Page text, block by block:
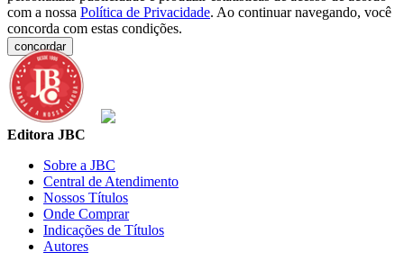
com a nossa Política de Privacidade. Ao continuar navegando, você
concorda com estas condições.
concordar
Editora JBC
Sobre a JBC
Central de Atendimento
Nossos Títulos
Onde Comprar
Indicações de Títulos
Autores